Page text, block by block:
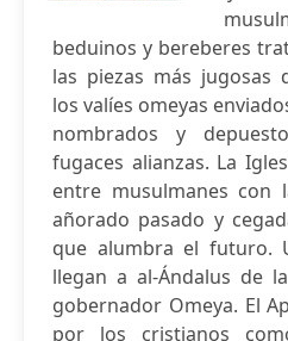
beduinos y bereberes
las piezas más jugosas
los valíes omeyas
nombrados y
fugaces alianzas. La
entre musulmanes con
añorado pasado y
que alumbra el futuro.
llegan a al-Ándalus de
gobernador Omeya. El
por los cristianos